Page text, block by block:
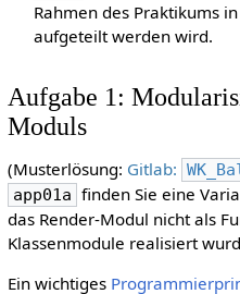
Rahmen des Praktikums
aufgeteilt werden wird.
Aufgabe 1:
Moduls
(Musterlösung: Gitlab:
app01a finden Sie eine
das Render-Modul nicht als
Klassenmodule realisiert
Ein wichtiges